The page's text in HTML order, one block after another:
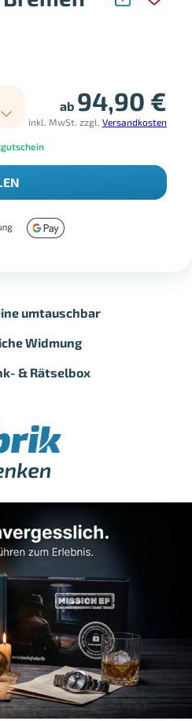
ab 94,90 €
inkl. MwSt. zzgl. Versandkosten
umtauschbar
Widmung
& Rätselbox